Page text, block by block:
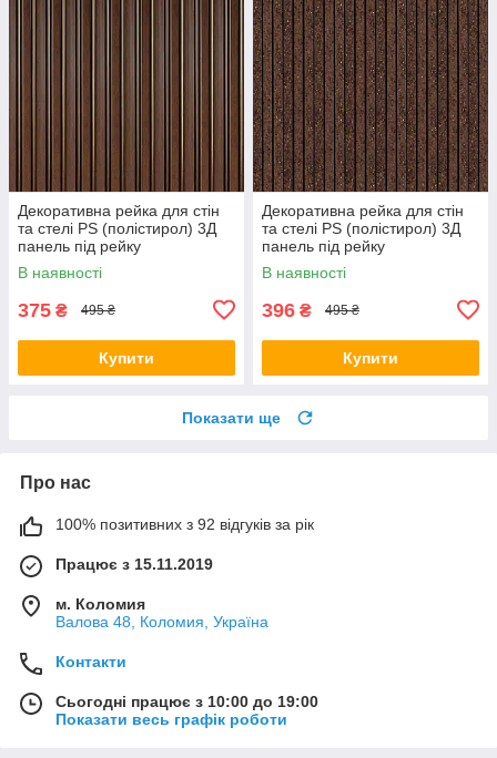
Декоративна рейка для стін
та стелі PS (полістирол) 3Д
панель під рейку
2900х120х12мм Темний горіх
із золотом (SW-00002131)
В наявності
375 ₴ 495 ₴
Купити
Декоративна рейка для стін
та стелі PS (полістирол) 3Д
панель під рейку
2900х120х12мм темно-
коричневий із золотистим
В наявності
396 ₴ 495 ₴
Купити
Показати ще
Про нас
100% позитивних з 92 відгуків за рік
Працює з 15.11.2019
м. Коломия
Валова 48, Коломия, Україна
Контакти
Сьогодні працює з 10:00 до 19:00
Показати весь графік роботи